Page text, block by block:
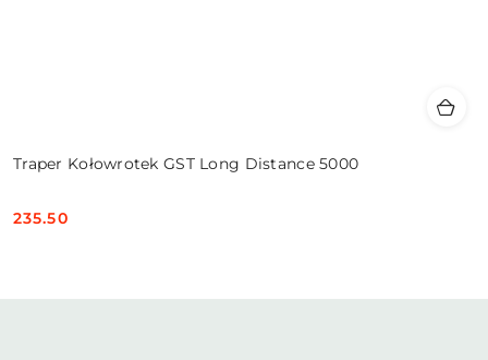
Traper Kołowrotek GST Long Distance 5000
Cena:
235.50